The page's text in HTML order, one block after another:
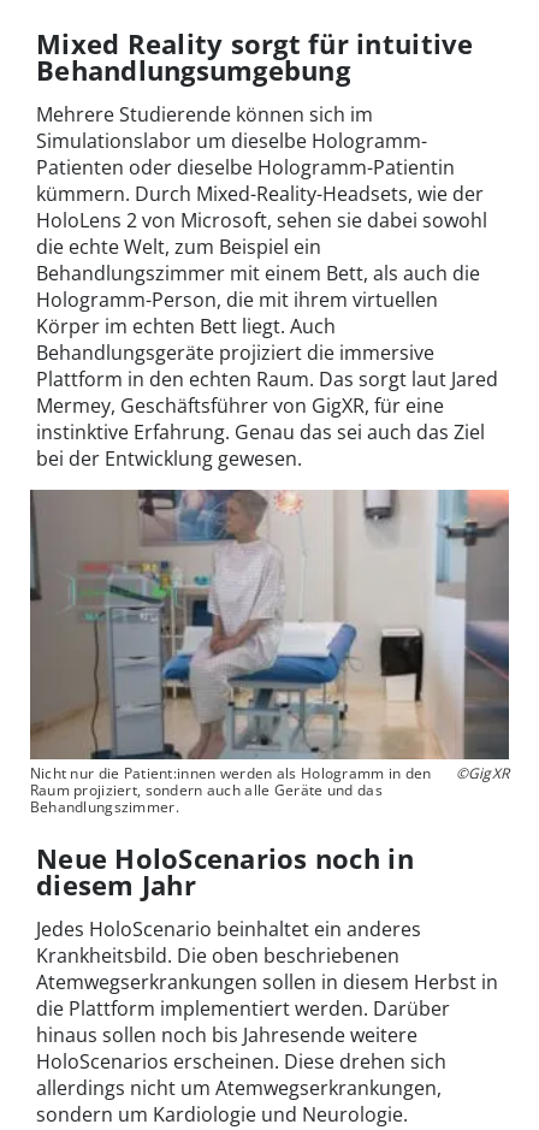
Mixed Reality sorgt für intuitive
Behandlungsumgebung
Mehrere Studierende können sich im
Simulationslabor um dieselbe Hologramm-
Patienten oder dieselbe Hologramm-Patientin
kümmern. Durch Mixed-Reality-Headsets, wie der
HoloLens 2 von Microsoft, sehen sie dabei sowohl
die echte Welt, zum Beispiel ein
Behandlungszimmer mit einem Bett, als auch die
Hologramm-Person, die mit ihrem virtuellen
Körper im echten Bett liegt. Auch
Behandlungsgeräte projiziert die immersive
Plattform in den echten Raum. Das sorgt laut Jared
Mermey, Geschäftsführer von GigXR, für eine
instinktive Erfahrung. Genau das sei auch das Ziel
bei der Entwicklung gewesen.
Nicht nur die Patient:innen werden als Hologramm in den
Raum projiziert, sondern auch alle Geräte und das
Behandlungszimmer.
©GigXR
Neue HoloScenarios noch in
diesem Jahr
Jedes HoloScenario beinhaltet ein anderes
Krankheitsbild. Die oben beschriebenen
Atemwegserkrankungen sollen in diesem Herbst in
die Plattform implementiert werden. Darüber
hinaus sollen noch bis Jahresende weitere
HoloScenarios erscheinen. Diese drehen sich
allerdings nicht um Atemwegserkrankungen,
sondern um Kardiologie und Neurologie.